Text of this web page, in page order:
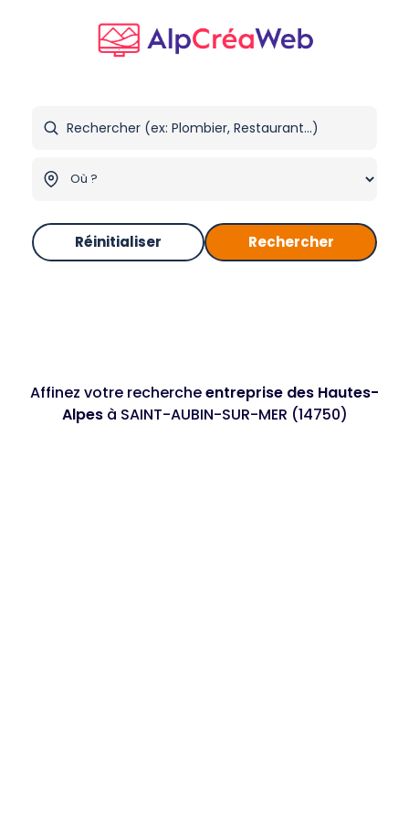
Réinitialiser Rechercher
Affinez votre rechercheentreprise des Hautes-
Alpesà SAINT-AUBIN-SUR-MER (14750)